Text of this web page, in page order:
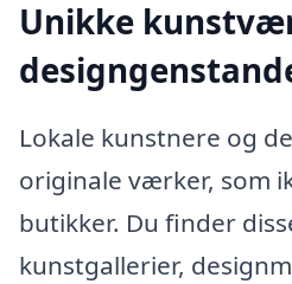
Unikke
Lokale kunstnere og
originale værker, som
butikker. Du finder
kunstgallerier,